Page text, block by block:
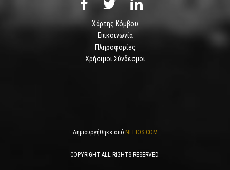
Χάρτης Κόμβου
Επικοινωνία
Πληροφορίες
Χρήσιμοι Σύνδεσμοι
Δημιουργήθηκε από NELIOS.COM
COPYRIGHT ALL RIGHTS RESERVED.